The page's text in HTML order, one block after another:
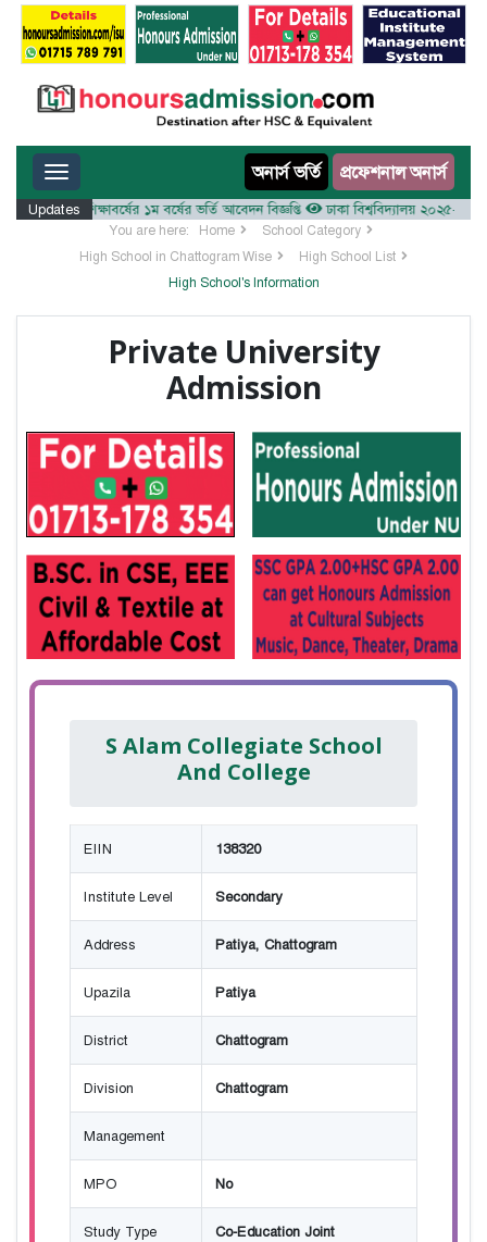
Toggle navigation অনার্স ভর্তি প্রফেশনাল অনার্স
Updates
২০২৫-২৬ শিক্ষাবর্ষের ১ম বর্ষের ভর্তি আবেদন বিজ্ঞপ্তি ঢাকা বিশ্ববিদ্যালয় ২০২৫-২৬
You are here: Home
School Category
High School in Chattogram Wise
High School List
High School's Information
Private University
Admission
S Alam Collegiate School
And College
EIIN 138320
Institute Level Secondary
Address Patiya, Chattogram
Upazila Patiya
District Chattogram
Division Chattogram
Management
MPO No
Study Type Co-Education Joint